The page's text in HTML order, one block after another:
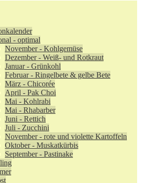
- optimal
November - Kohlgemüse
Dezember - Weiß- und Rotkraut
Januar - Grünkohl
Februar - Ringelbete & gelbe Bete
März - Chicorée
April - Pak Choi
Mai - Kohlrabi
Mai - Rhabarber
Juni - Rettich
Juli - Zucchini
November - rote und violette Kartoffeln
Oktober - Muskatkürbis
September - Pastinake